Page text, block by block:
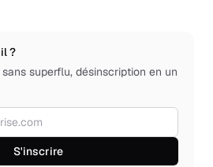
?
superflu, désinscription en un
S'inscrire